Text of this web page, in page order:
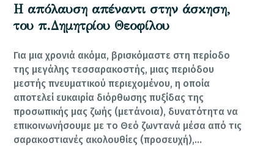
Η απόλαυση απέναντι στην άσκηση,
του π.Δημητρίου Θεοφίλου
Για μια χρονιά ακόμα, βρισκόμαστε στη περίοδο
της μεγάλης τεσσαρακοστής, μιας περιόδου
μεστής πνευματικού περιεχομένου, η οποία
αποτελεί ευκαιρία διόρθωσης πυξίδας της
προσωπικής μας ζωής (μετάνοια), δυνατότητα να
επικοινωνήσουμε με το Θεό ζωντανά μέσα από τις
σαρακοστιανές ακολουθίες (προσευχή),…